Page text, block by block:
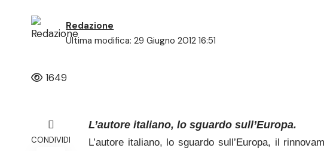
Ultima modifica: 29 Giugno 2012 16:51
Redazione
1649
CONDIVIDI
L’autore italiano, lo sguardo sull’Europa.
L’autore italiano, lo sguardo sull’Europa, il